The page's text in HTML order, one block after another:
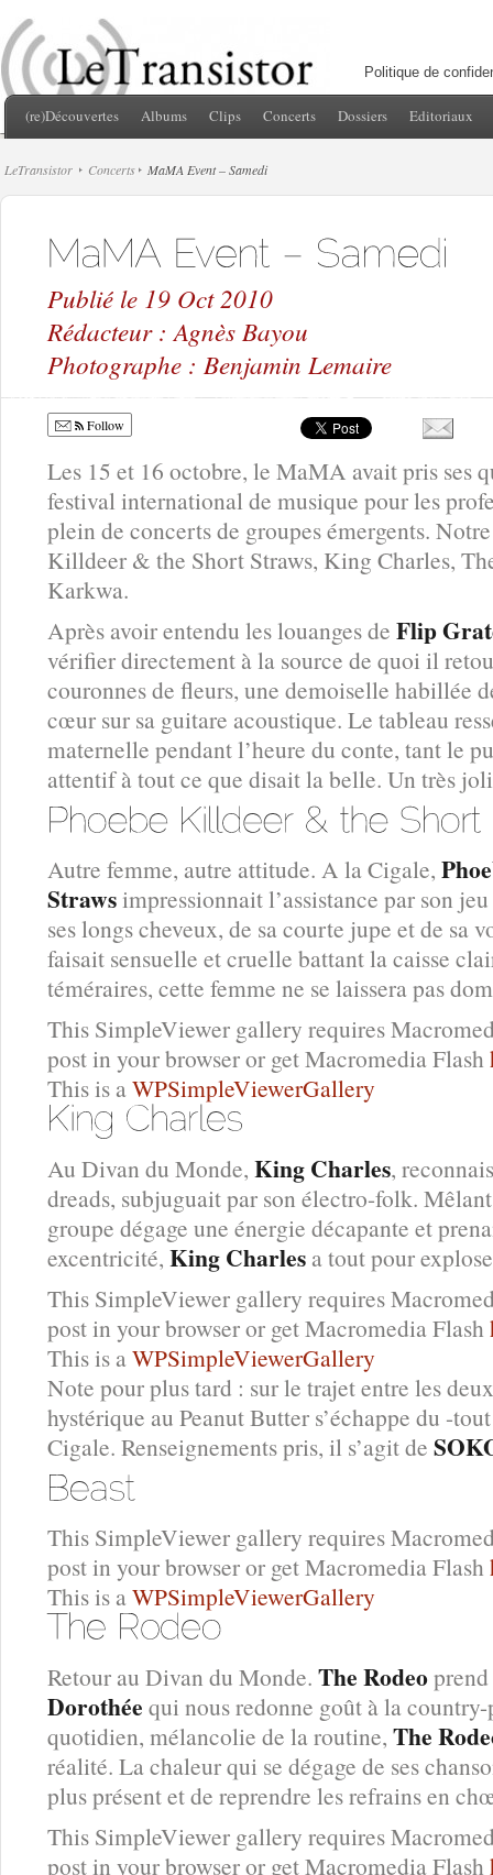
Politique de
(re)Découvertes Albums Clips Concerts Dossiers Editoriaux
LeTransistor Concerts MaMA Event – Samedi
Publié le 19 Oct 2010
Rédacteur : Agnès Bayou
Photographe : Benjamin Lemaire
Follow
Les 15 et 16 octobre, le MaMA avait pris ses
festival international de musique pour les
plein de concerts de groupes émergents.
Killdeer & the Short Straws, King Charles,
Karkwa.
Après avoir entendu les louanges de Flip
vérifier directement à la source de quoi il
couronnes de fleurs, une demoiselle habillée
cœur sur sa guitare acoustique. Le tableau
maternelle pendant l’heure du conte, tant le
attentif à tout ce que disait la belle. Un très
Autre femme, autre attitude. A la Cigale,
Strawsimpressionnait l’assistance par son
ses longs cheveux, de sa courte jupe et de sa
faisait sensuelle et cruelle battant la caisse
téméraires, cette femme ne se laissera pas
This SimpleViewer gallery requires
post in your browser or get Macromedia Flash
This is aWPSimpleViewerGallery
Au Divan du Monde, King Charles,
dreads, subjuguait par son électro-folk.
groupe dégage une énergie décapante et
excentricité, King Charles a tout pour
This SimpleViewer gallery requires
post in your browser or get Macromedia Flash
This is aWPSimpleViewerGallery
Note pour plus tard : sur le trajet entre les
hystérique au Peanut Butter s’échappe du -
Cigale. Renseignements pris, il s’agit de
This SimpleViewer gallery requires
post in your browser or get Macromedia Flash
This is aWPSimpleViewerGallery
Retour au Divan du Monde. The Rodeo
Dorothée qui nous redonne goût à la
quotidien, mélancolie de la routine, The
réalité. La chaleur qui se dégage de ses
plus présent et de reprendre les refrains en
This SimpleViewer gallery requires
post in your browser or get Macromedia Flash